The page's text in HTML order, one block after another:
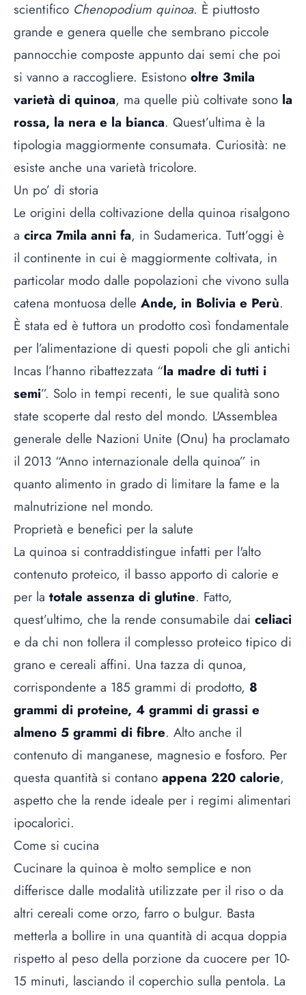
scientifico Chenopodium quinoa. È piuttosto
grande e genera quelle che sembrano piccole
pannocchie composte appunto dai semi che poi
si vanno a raccogliere. Esistono oltre 3mila
varietà di quinoa, ma quelle più coltivate sono la
rossa, la nera e la bianca. Quest’ultima è la
tipologia maggiormente consumata. Curiosità: ne
esiste anche una varietà tricolore.
Un po’ di storia
Le origini della coltivazione della quinoa risalgono
a circa 7mila anni fa, in Sudamerica. Tutt’oggi è
il continente in cui è maggiormente coltivata, in
particolar modo dalle popolazioni che vivono sulla
catena montuosa delle Ande, in Bolivia e Perù.
È stata ed è tuttora un prodotto così fondamentale
per l’alimentazione di questi popoli che gli antichi
Incas l’hanno ribattezzata “la madre di tutti i
semi”. Solo in tempi recenti, le sue qualità sono
state scoperte dal resto del mondo. L'Assemblea
generale delle Nazioni Unite (Onu) ha proclamato
il 2013 “Anno internazionale della quinoa” in
quanto alimento in grado di limitare la fame e la
malnutrizione nel mondo.
Proprietà e benefici per la salute
La quinoa si contraddistingue infatti per l'alto
contenuto proteico, il basso apporto di calorie e
per la totale assenza di glutine. Fatto,
quest’ultimo, che la rende consumabile dai celiaci
e da chi non tollera il complesso proteico tipico di
grano e cereali affini. Una tazza di qunoa,
corrispondente a 185 grammi di prodotto, 8
grammi di proteine, 4 grammi di grassi e
almeno 5 grammi di fibre. Alto anche il
contenuto di manganese, magnesio e fosforo. Per
questa quantità si contano appena 220 calorie,
aspetto che la rende ideale per i regimi alimentari
ipocalorici.
Come si cucina
Cucinare la quinoa è molto semplice e non
differisce dalle modalità utilizzate per il riso o da
altri cereali come orzo, farro o bulgur. Basta
metterla a bollire in una quantità di acqua doppia
rispetto al peso della porzione da cuocere per 10-
15 minuti, lasciando il coperchio sulla pentola. La